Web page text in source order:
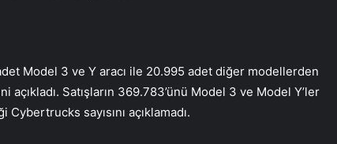
Model 3 ve Y aracı ile 20.995 adet diğer modellerden
Satışların 369.783’ünü Model 3 ve Model Y’ler
sayısını açıklamadı.